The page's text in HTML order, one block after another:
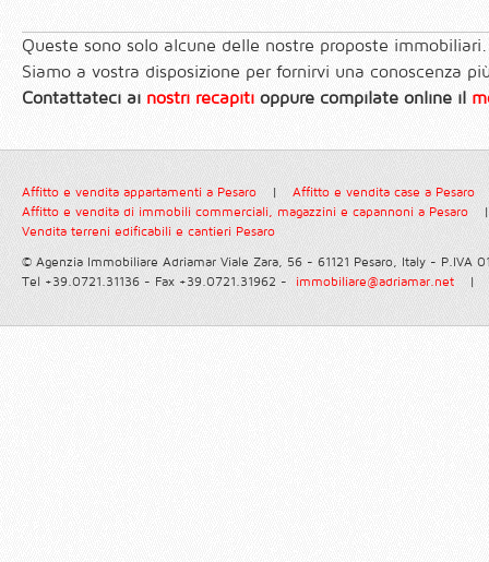
Queste sono solo alcune delle nostre proposte immobiliari.
Siamo a vostra disposizione per fornirvi una conoscenza
Contattateci ai nostri recapiti oppure compilate online il
Affitto e vendita appartamenti a Pesaro |
Affitto e vendita case a Pesaro
Affitto e vendita di immobili commerciali, magazzini e capannoni a Pesaro
|
Vendita terreni edificabili e cantieri Pesaro
© Agenzia Immobiliare Adriamar Viale Zara, 56 - 61121 Pesaro, Italy - P.IVA
Tel +39.0721.31136 - Fax +39.0721.31962 - immobiliare@adriamar.net |